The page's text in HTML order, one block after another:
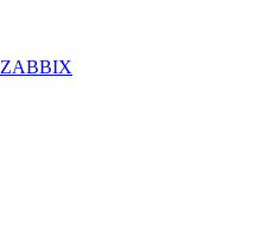
ZABBIX